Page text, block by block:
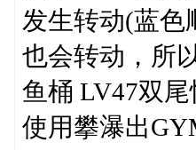
发生转动(蓝
也会转动，所
鱼桶 LV47双
使用攀瀑出